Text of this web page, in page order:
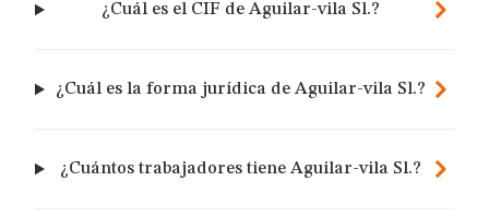
¿Cuál es el CIF de Aguilar-vila Sl.?
¿Cuál es la forma jurídica de Aguilar-vila Sl.?
¿Cuántos trabajadores tiene Aguilar-vila Sl.?